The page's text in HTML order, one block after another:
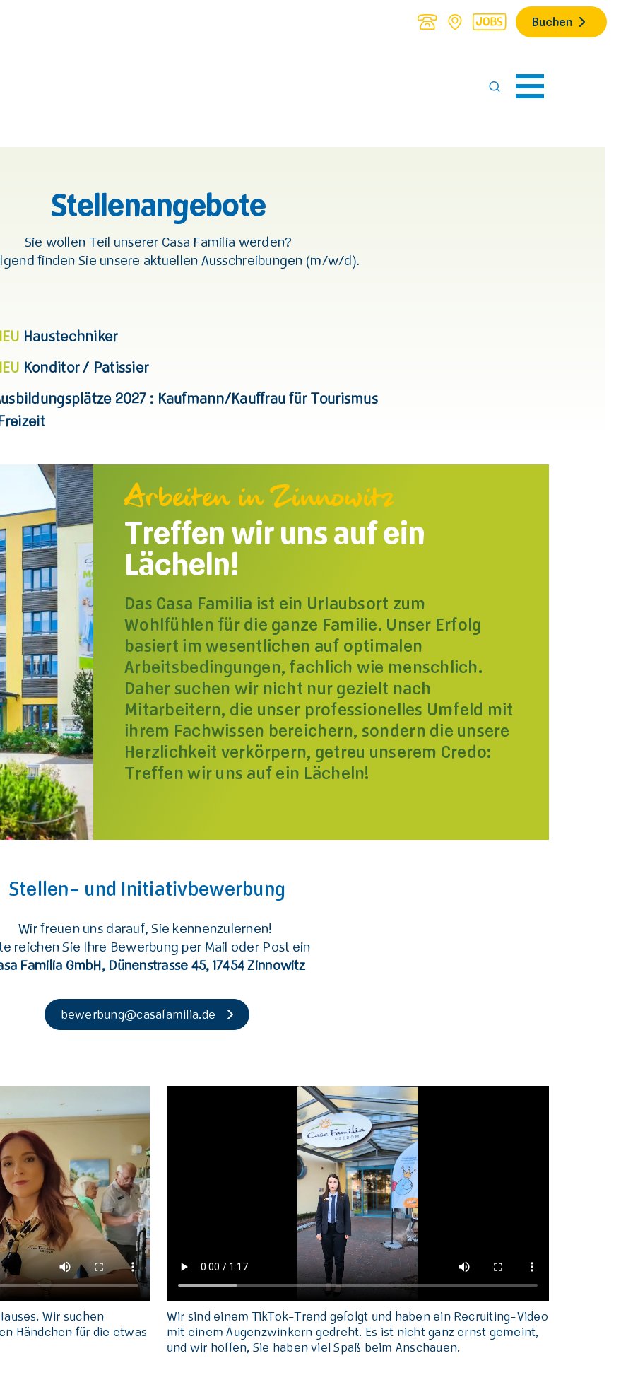
Buchen
Stellenangebote
Sie wollen Teil unserer Casa Familia werden?
finden Sie unsere aktuellen Ausschreibungen (m/w/d).
Haustechniker
Konditor / Patissier
2027 : Kaufmann/Kauffrau für Tourismus
Arbeiten in Zinnowitz
Treffen wir uns auf ein
Lächeln!
Das Casa Familia ist ein Urlaubsort zum
Wohlfühlen für die ganze Familie. Unser Erfolg
basiert im wesentlichen auf optimalen
Arbeitsbedingungen, fachlich wie menschlich.
Daher suchen wir nicht nur gezielt nach
Mitarbeitern, die unser professionelles Umfeld mit
ihrem Fachwissen bereichern, sondern die unsere
Herzlichkeit verkörpern, getreu unserem Credo:
Treffen wir uns auf ein Lächeln!
Stellen- und Initiativbewerbung
Wir freuen uns darauf, Sie kennenzulernen!
reichen Sie Ihre Bewerbung per Mail oder Post ein
Familia GmbH, Dünenstrasse 45, 17454 Zinnowitz
bewerbung@casafamilia.de
Wir suchen
Händchen für die etwas
Wir sind einem TikTok-Trend gefolgt und haben ein Recruiting-Video
mit einem Augenzwinkern gedreht. Es ist nicht ganz ernst gemeint,
und wir hoffen, Sie haben viel Spaß beim Anschauen.